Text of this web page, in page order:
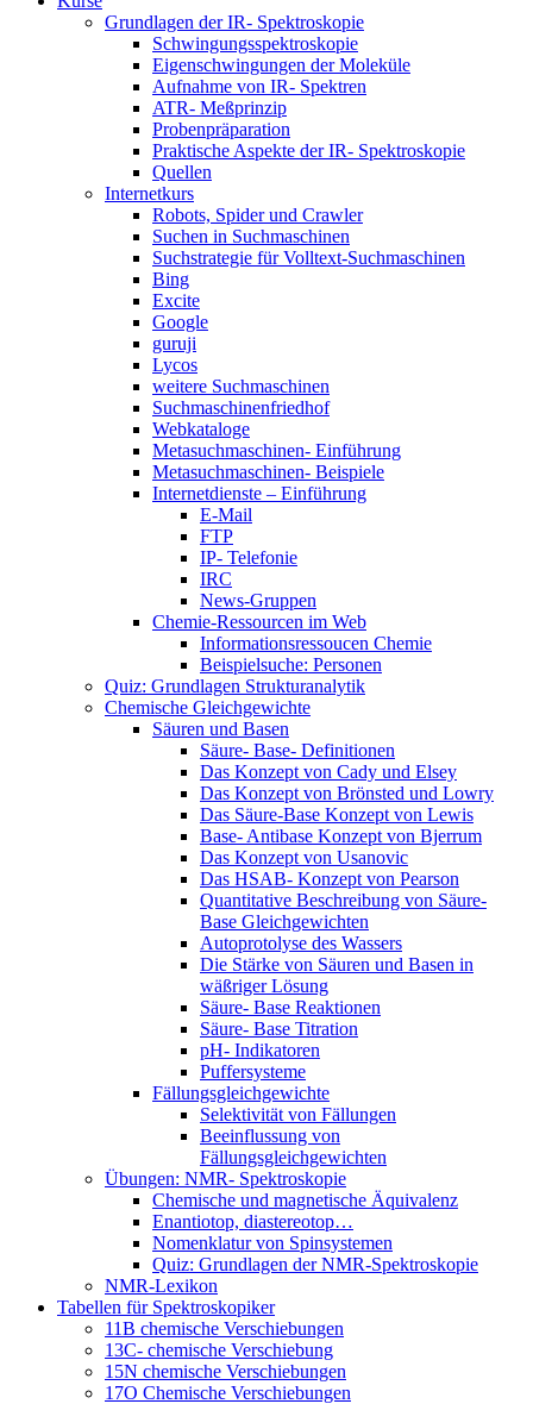
Grundlagen der IR- Spektroskopie
Schwingungsspektroskopie
Eigenschwingungen der Moleküle
Aufnahme von IR- Spektren
ATR- Meßprinzip
Probenpräparation
Praktische Aspekte der IR- Spektroskopie
Quellen
Internetkurs
Robots, Spider und Crawler
Suchen in Suchmaschinen
Suchstrategie für Volltext-Suchmaschinen
Bing
Excite
Google
guruji
Lycos
weitere Suchmaschinen
Suchmaschinenfriedhof
Webkataloge
Metasuchmaschinen- Einführung
Metasuchmaschinen- Beispiele
Internetdienste – Einführung
E-Mail
FTP
IP- Telefonie
IRC
News-Gruppen
Chemie-Ressourcen im Web
Informationsressoucen Chemie
Beispielsuche: Personen
Quiz: Grundlagen Strukturanalytik
Chemische Gleichgewichte
Säuren und Basen
Säure- Base- Definitionen
Das Konzept von Cady und Elsey
Das Konzept von Brönsted und Lowry
Das Säure-Base Konzept von Lewis
Base- Antibase Konzept von Bjerrum
Das Konzept von Usanovic
Das HSAB- Konzept von Pearson
Quantitative Beschreibung von Säure-
Base Gleichgewichten
Autoprotolyse des Wassers
Die Stärke von Säuren und Basen in
wäßriger Lösung
Säure- Base Reaktionen
Säure- Base Titration
pH- Indikatoren
Puffersysteme
Fällungsgleichgewichte
Selektivität von Fällungen
Beeinflussung von
Fällungsgleichgewichten
Übungen: NMR- Spektroskopie
Chemische und magnetische Äquivalenz
Enantiotop, diastereotop…
Nomenklatur von Spinsystemen
Quiz: Grundlagen der NMR-Spektroskopie
NMR-Lexikon
Tabellen für Spektroskopiker
11B chemische Verschiebungen
13C- chemische Verschiebung
15N chemische Verschiebungen
17O Chemische Verschiebungen